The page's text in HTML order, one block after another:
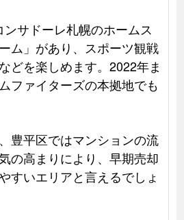
サドーレ札幌のホームス
ム」があり、スポーツ観戦
どを楽しめます。2022年ま
ファイターズの本拠地でも
豊平区ではマンションの流
の高まりにより、早期売却
すいエリアと言えるでしょ